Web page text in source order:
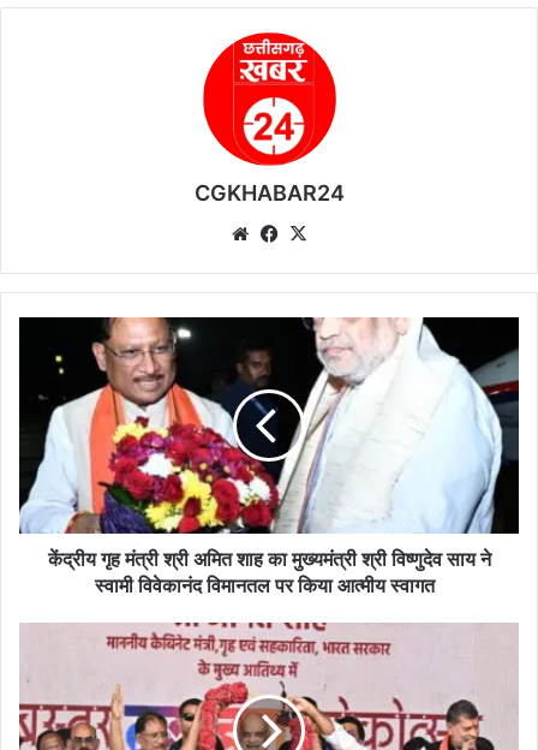
CGKHABAR24
We
te
Fa
bo
ok
त्री
श्री
अ
ख्य
मं
केंद्रीय गृह मंत्री श्री अमित शाह का मुख्यमंत्री श्री विष्णुदेव साय ने
स्वामी विवेकानंद विमानतल पर किया आत्मीय स्वागत
गृ
ह